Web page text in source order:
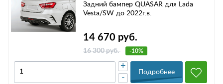
Задний бампер QUASAR для Lada
Vesta/SW до 2022г.в.
14 670 руб.
16 300 руб. -10%
-
+
Подробнее